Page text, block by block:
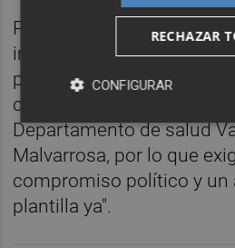
Para el sindicato es "hora
implementen medidas
para garantizar una
calidad para todos los
Departamento de salud
Malvarrosa, por lo que
compromiso político y un
plantilla ya".
RECHAZAR
CONFIGURAR